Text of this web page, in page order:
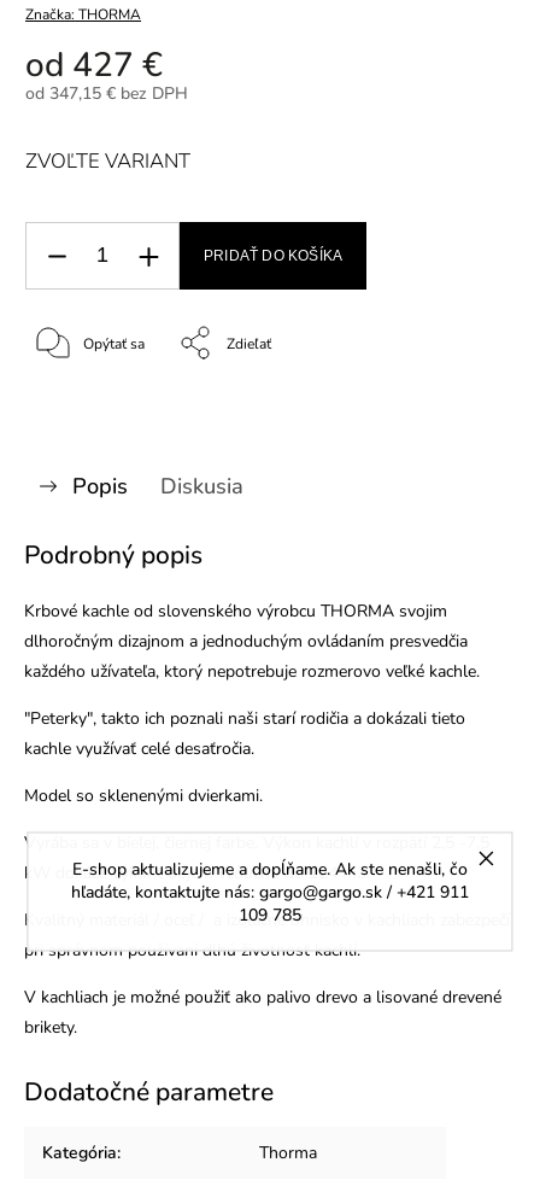
E-shop aktualizujeme a dopĺňame. Ak ste nenašli, čo
hľadáte, kontaktujte nás: gargo@gargo.sk / +421 911
109 785
Značka: THORMA
od 427 €
od 347,15 € bez DPH
ZVOĽTE VARIANT
PRIDAŤ DO KOŠÍKA
Opýtať sa Zdieľať
Popis Diskusia
Podrobný popis
Krbové kachle od slovenského výrobcu THORMA svojim
dlhoročným dizajnom a jednoduchým ovládaním presvedčia
každého užívateľa, ktorý nepotrebuje rozmerovo veľké kachle.
"Peterky", takto ich poznali naši starí rodičia a dokázali tieto
kachle využívať celé desaťročia.
Model so sklenenými dvierkami.
Vyrába sa v bielej, čiernej farbe. Výkon kachlí v rozpätí 2,5 -7,5
kW dokáže vykúriť objem vzduchu do 124 m3.
Kvalitný materiál / oceľ / a izolačné ohnisko v kachliach zabezpečí
pri správnom používaní dlhú životnosť kachlí.
V kachliach je možné použiť ako palivo drevo a lisované drevené
brikety.
Dodatočné parametre
Kategória: Thorma